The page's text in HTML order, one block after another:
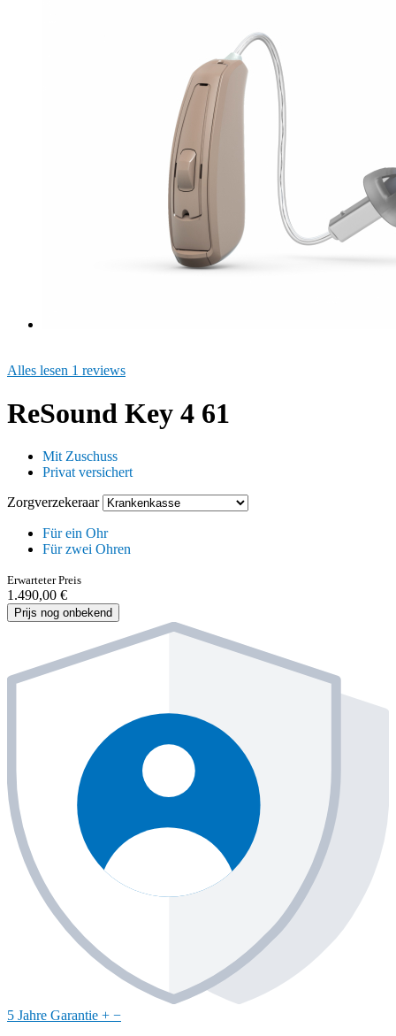
Alles lesen 1 reviews
ReSound Key 4 61
Mit Zuschuss
Privat versichert
Zorgverzekeraar
Für ein Ohr
Für zwei Ohren
Erwarteter Preis
1.490,00 €
Prijs nog onbekend
5 Jahre Garantie + −